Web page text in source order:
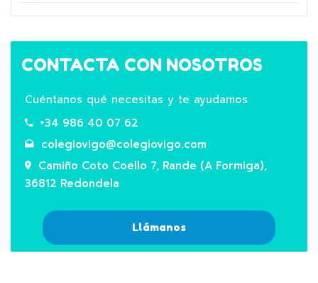
CONTACTA CON NOSOTROS
Cuéntanos qué necesitas y te ayudamos
+34 986 40 07 62
colegiovigo@colegiovigo.com
Camiño Coto Coello 7, Rande (A Formiga),
36812 Redondela
Llámanos